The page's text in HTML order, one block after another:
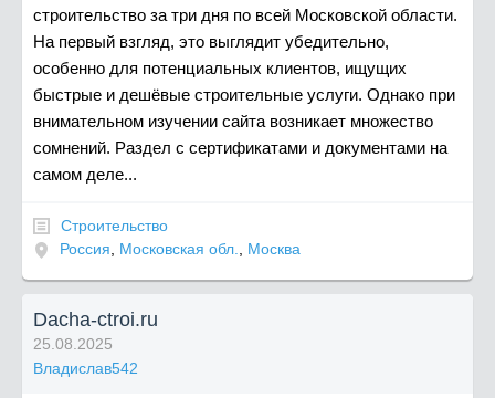
строительство за три дня по всей Московской области.
На первый взгляд, это выглядит убедительно,
особенно для потенциальных клиентов, ищущих
быстрые и дешёвые строительные услуги. Однако при
внимательном изучении сайта возникает множество
сомнений. Раздел с сертификатами и документами на
самом деле...
Строительство
Россия, Московская обл., Москва
Dacha-ctroi.ru
25.08.2025
Владислав542